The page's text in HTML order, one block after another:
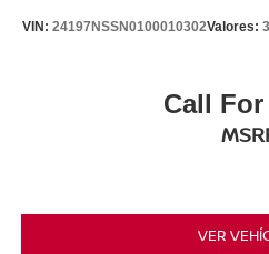
VIN: 24197NSSN0100010302Valores:
Call
VER